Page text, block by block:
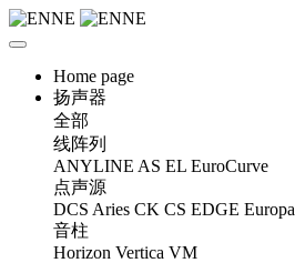
Home page
扬声器
全部
线阵列
ANYLINE AS EL EuroCurve
点声源
DCS Aries CK CS EDGE Europa
音柱
Horizon Vertica VM